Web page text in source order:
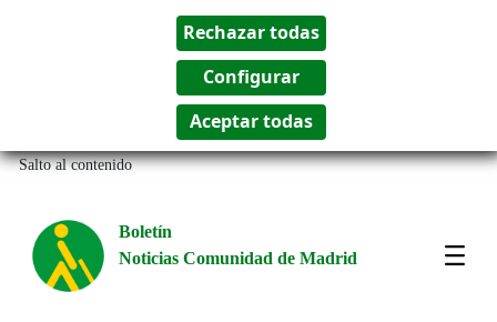
Salto al contenido
Boletín
Noticias Comunidad de Madrid